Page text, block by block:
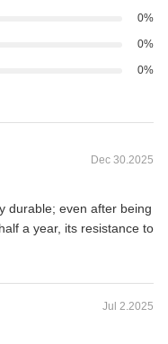
0%
0%
0%
Dec 30.2025
durable; even after being
a year, its resistance to
Jul 2.2025